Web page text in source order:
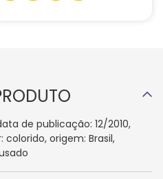
de publicação: 12/2010,
origem: Brasil,